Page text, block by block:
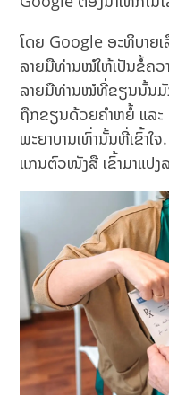
ໂດຍ Google ອະທິບາຍເ
ລາຍມືທ່ານໝໍໃຫ້ເປັນຂໍ້ຄ
ລາຍມືທ່ານໝໍທີ່ຂຽນນັ້ນມັ
ຖືກຂຽນດ້ວຍຄຳຫຍໍ້ ແລ
ພະຍາບານເທົ່ານັ້ນທີ່ເຂົ້າໃ
ແກນຕົວໜັງສື ເຂົ້າມາແປ